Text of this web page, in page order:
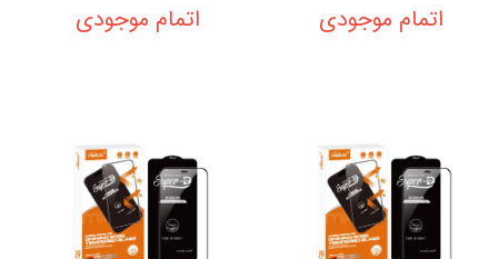
اتمام موجودی اتمام موجودی